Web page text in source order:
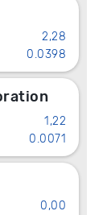
2,28
0.0398
1,22
0.0071
0,00